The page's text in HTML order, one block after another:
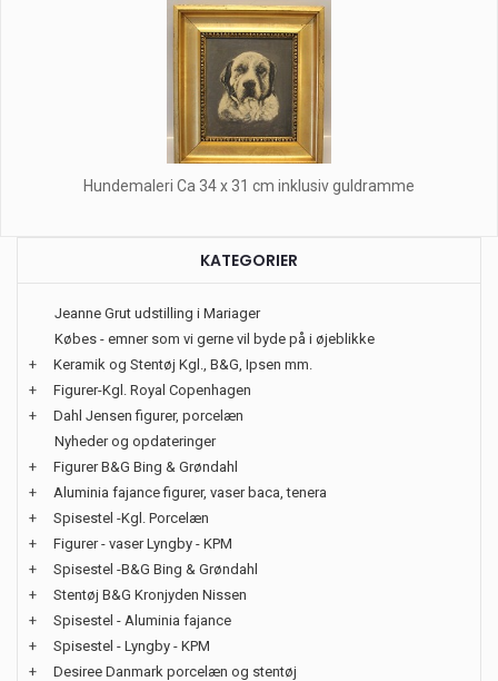
Hundemaleri Ca 34 x 31 cm inklusiv guldramme
KATEGORIER
Jeanne Grut udstilling i Mariager
Købes - emner som vi gerne vil byde på i øjeblikke
+
Keramik og Stentøj Kgl., B&G, Ipsen mm.
+
Figurer-Kgl. Royal Copenhagen
+
Dahl Jensen figurer, porcelæn
Nyheder og opdateringer
+
Figurer B&G Bing & Grøndahl
+
Aluminia fajance figurer, vaser baca, tenera
+
Spisestel -Kgl. Porcelæn
+
Figurer - vaser Lyngby - KPM
+
Spisestel -B&G Bing & Grøndahl
+
Stentøj B&G Kronjyden Nissen
+
Spisestel - Aluminia fajance
+
Spisestel - Lyngby - KPM
+
Desiree Danmark porcelæn og stentøj